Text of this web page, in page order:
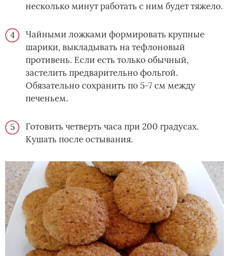
несколько минут работать с ним будет тяжело.
Чайными ложками формировать крупные
шарики, выкладывать на тефлоновый
противень. Если есть только обычный,
застелить предварительно фольгой.
Обязательно сохранить по 5-7 см между
печеньем.
Готовить четверть часа при 200 градусах.
Кушать после остывания.